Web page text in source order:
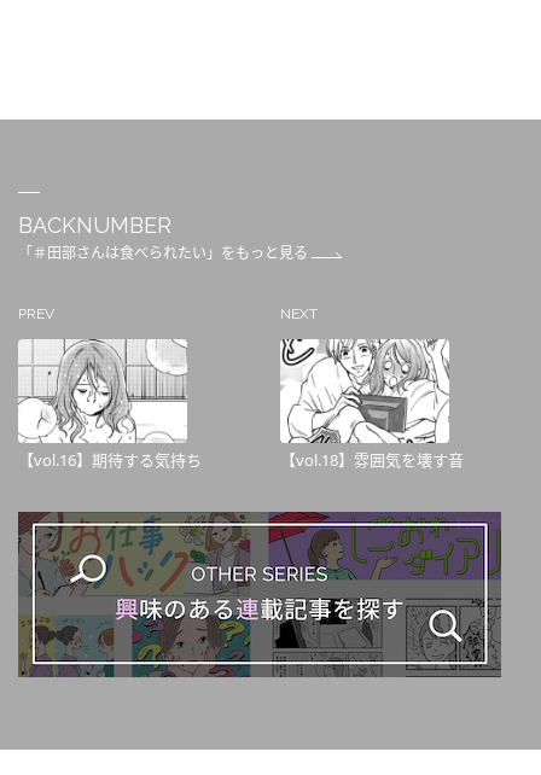
BACKNUMBER
「＃田部さんは食べられたい」をもっと見る
PREV
【vol.16】期待する気持ち
NEXT
【vol.18】雰囲気を壊す音